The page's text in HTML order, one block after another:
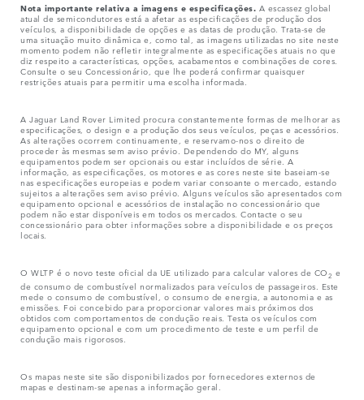
Nota importante relativa a imagens e especificações. A escassez global
atual de semicondutores está a afetar as especificações de produção dos
veículos, a disponibilidade de opções e as datas de produção. Trata-se de
uma situação muito dinâmica e, como tal, as imagens utilizadas no site neste
momento podem não refletir integralmente as especificações atuais no que
diz respeito a características, opções, acabamentos e combinações de cores.
Consulte o seu Concessionário, que lhe poderá confirmar quaisquer
restrições atuais para permitir uma escolha informada.
A Jaguar Land Rover Limited procura constantemente formas de melhorar as
especificações, o design e a produção dos seus veículos, peças e acessórios.
As alterações ocorrem continuamente, e reservamo-nos o direito de
proceder às mesmas sem aviso prévio. Dependendo do MY, alguns
equipamentos podem ser opcionais ou estar incluídos de série. A
informação, as especificações, os motores e as cores neste site baseiam-se
nas especificações europeias e podem variar consoante o mercado, estando
sujeitos a alterações sem aviso prévio. Alguns veículos são apresentados com
equipamento opcional e acessórios de instalação no concessionário que
podem não estar disponíveis em todos os mercados. Contacte o seu
concessionário para obter informações sobre a disponibilidade e os preços
locais.
O WLTP é o novo teste oficial da UE utilizado para calcular valores de CO2 e
de consumo de combustível normalizados para veículos de passageiros. Este
mede o consumo de combustível, o consumo de energia, a autonomia e as
emissões. Foi concebido para proporcionar valores mais próximos dos
obtidos com comportamentos de condução reais. Testa os veículos com
equipamento opcional e com um procedimento de teste e um perfil de
condução mais rigorosos.
Os mapas neste site são disponibilizados por fornecedores externos de
mapas e destinam-se apenas a informação geral.